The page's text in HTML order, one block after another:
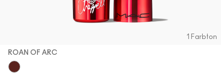
1 Farbton
ROAN OF ARC